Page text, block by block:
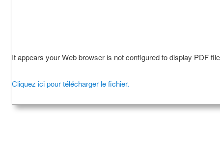
It appears your Web browser is not configured to display PDF
Cliquez ici pour télécharger le fichier.